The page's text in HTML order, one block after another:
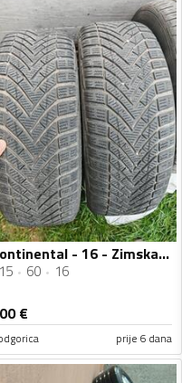
Continental - 16 - Zimska guma
60 16
€
prije 6 dana